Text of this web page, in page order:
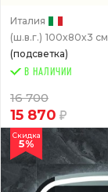
Италия
(ш.в.г.) 100x80x3 см
(подсветка)
В НАЛИЧИИ
16 700
15 870
Скидка
5%